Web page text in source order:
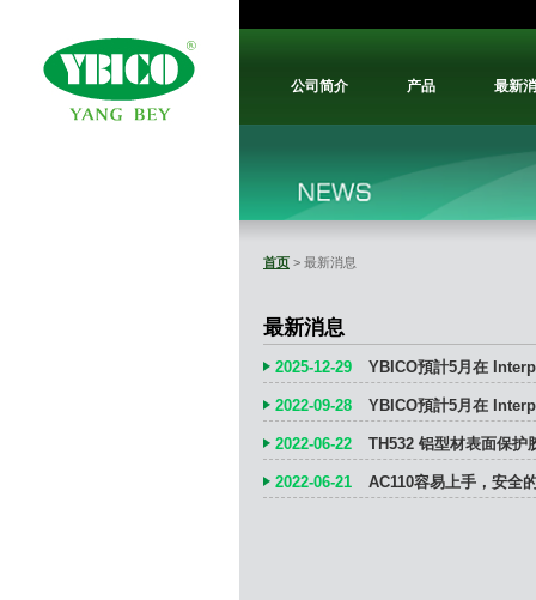
公司简介 产品 最新
首页 > 最新消息
最新消息
2025-12-29 YBICO預計5月在
2022-09-28 YBICO預計5月在
2022-06-22 TH532 铝型材表面保护
2022-06-21 AC110容易上手，安全